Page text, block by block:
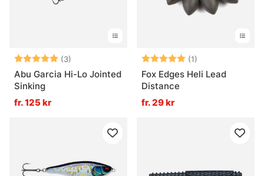
Betyg: (3)
5.0 utav 5 stjärnor
Abu Garcia Hi-Lo Jointed
Sinking
fr. 125 kr
Betyg: (1)
Fox Edges Heli Lead
Distance
fr. 29 kr